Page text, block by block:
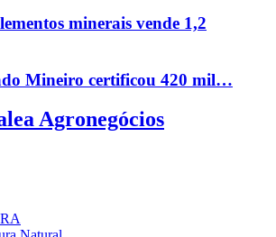
minerais vende 1,2
Mineiro certificou 420 mil…